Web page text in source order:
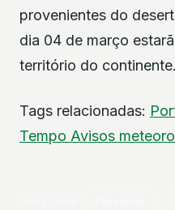
provenientes do
dia 04 de março
território do continente.
Tags relacionadas:
Tempo Avisos